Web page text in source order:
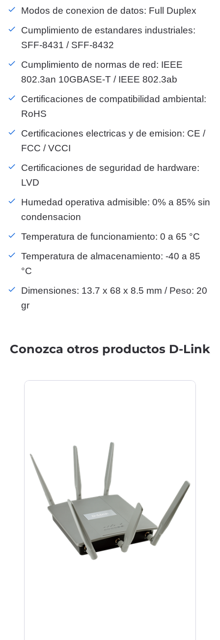
Modos de conexion de datos: Full Duplex
Cumplimiento de estandares industriales:
SFF-8431 / SFF-8432
Cumplimiento de normas de red: IEEE
802.3an 10GBASE-T / IEEE 802.3ab
Certificaciones de compatibilidad ambiental:
RoHS
Certificaciones electricas y de emision: CE /
FCC / VCCI
Certificaciones de seguridad de hardware:
LVD
Humedad operativa admisible: 0% a 85% sin
condensacion
Temperatura de funcionamiento: 0 a 65 °C
Temperatura de almacenamiento: -40 a 85
°C
Dimensiones: 13.7 x 68 x 8.5 mm / Peso: 20
gr
Conozca otros productos D-Link